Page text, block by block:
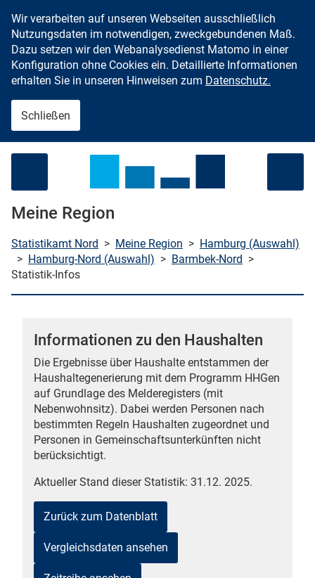
Zum Inhalt springen
Wir verarbeiten auf unseren Webseiten ausschließlich
Nutzungsdaten im notwendigen, zweckgebundenen Maß.
Dazu setzen wir den Webanalysedienst Matomo in einer
Konfiguration ohne Cookies ein. Detaillierte Informationen
erhalten Sie in unseren Hinweisen zum Datenschutz.
Schließen
Meine Region
Statistikamt Nord > Meine Region > Hamburg (Auswahl)
> Hamburg-Nord (Auswahl) > Barmbek-Nord >
Statistik-Infos
Informationen zu den Haushalten
Die Ergebnisse über Haushalte entstammen der
Haushaltegenerierung mit dem Programm HHGen
auf Grundlage des Melderegisters (mit
Nebenwohnsitz). Dabei werden Personen nach
bestimmten Regeln Haushalten zugeordnet und
Personen in Gemeinschaftsunterkünften nicht
berücksichtigt.
Aktueller Stand dieser Statistik: 31.12. 2025.
Zurück zum Datenblatt
Vergleichsdaten ansehen